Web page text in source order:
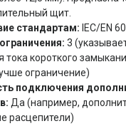
щит.
стандартам: IEC/EN
3
тока короткого
ограничение)
подключения
Да (например,
расцепители)